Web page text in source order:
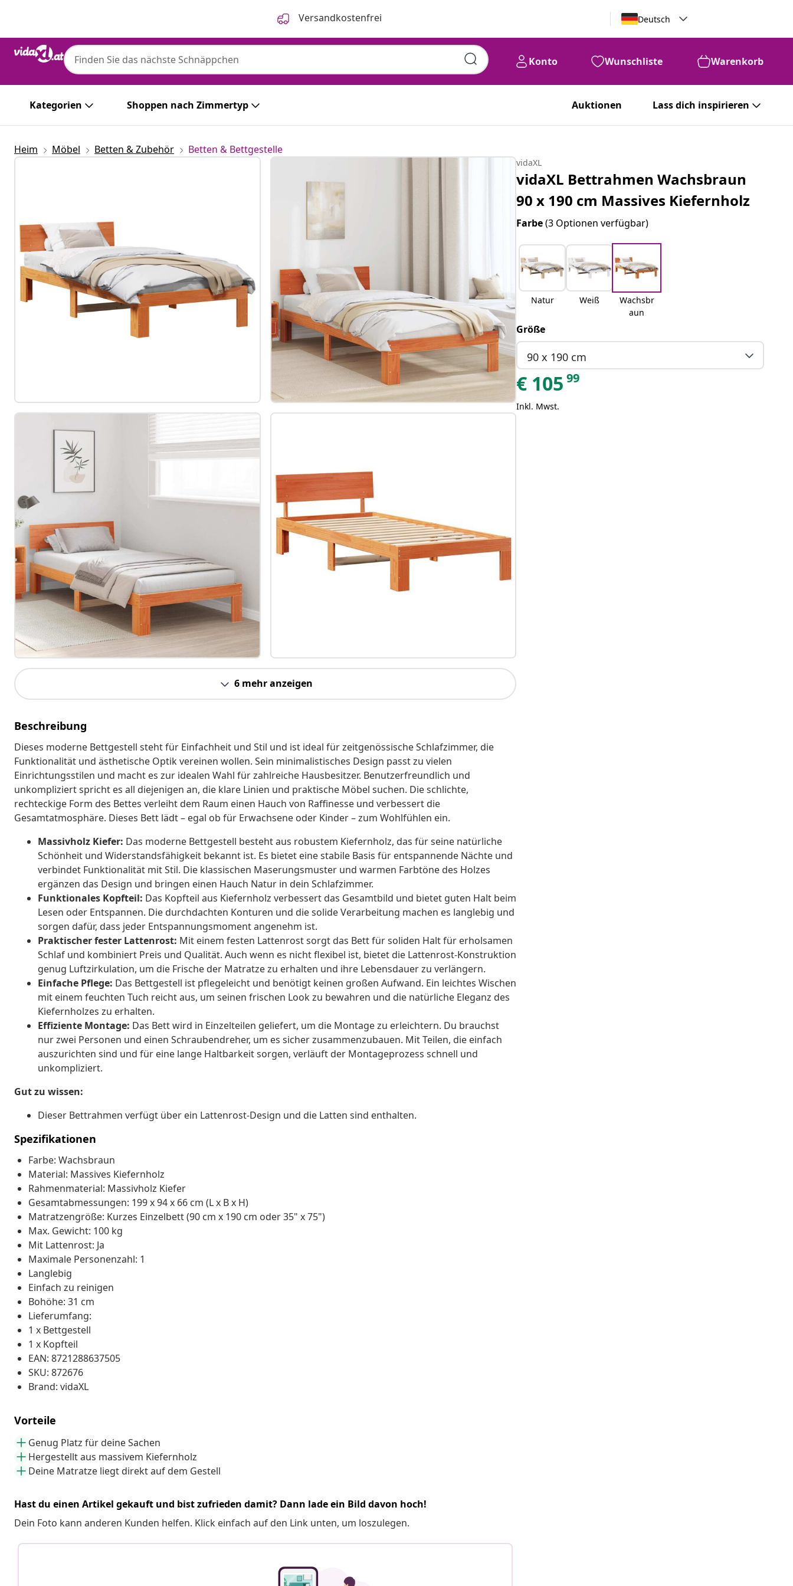
Versandkostenfrei Deutsch
Konto Wunschliste Warenkorb
Kategorien Shoppen nach Zimmertyp Auktionen Lass dich inspirieren
Heim Möbel Betten & Zubehör Betten & Bettgestelle
6 mehr anzeigen
Beschreibung
Dieses moderne Bettgestell steht für Einfachheit und Stil und ist ideal für zeitgenössische Schlafzimmer, die
Funktionalität und ästhetische Optik vereinen wollen. Sein minimalistisches Design passt zu vielen
Einrichtungsstilen und macht es zur idealen Wahl für zahlreiche Hausbesitzer. Benutzerfreundlich und
unkompliziert spricht es all diejenigen an, die klare Linien und praktische Möbel suchen. Die schlichte,
rechteckige Form des Bettes verleiht dem Raum einen Hauch von Raffinesse und verbessert die
Gesamtatmosphäre. Dieses Bett lädt – egal ob für Erwachsene oder Kinder – zum Wohlfühlen ein.
Massivholz Kiefer: Das moderne Bettgestell besteht aus robustem Kiefernholz, das für seine natürliche
Schönheit und Widerstandsfähigkeit bekannt ist. Es bietet eine stabile Basis für entspannende Nächte und
verbindet Funktionalität mit Stil. Die klassischen Maserungsmuster und warmen Farbtöne des Holzes
ergänzen das Design und bringen einen Hauch Natur in dein Schlafzimmer.
Funktionales Kopfteil: Das Kopfteil aus Kiefernholz verbessert das Gesamtbild und bietet guten Halt beim
Lesen oder Entspannen. Die durchdachten Konturen und die solide Verarbeitung machen es langlebig und
sorgen dafür, dass jeder Entspannungsmoment angenehm ist.
Praktischer fester Lattenrost: Mit einem festen Lattenrost sorgt das Bett für soliden Halt für erholsamen
Schlaf und kombiniert Preis und Qualität. Auch wenn es nicht flexibel ist, bietet die Lattenrost-Konstruktion
genug Luftzirkulation, um die Frische der Matratze zu erhalten und ihre Lebensdauer zu verlängern.
Einfache Pflege: Das Bettgestell ist pflegeleicht und benötigt keinen großen Aufwand. Ein leichtes Wischen
mit einem feuchten Tuch reicht aus, um seinen frischen Look zu bewahren und die natürliche Eleganz des
Kiefernholzes zu erhalten.
Effiziente Montage: Das Bett wird in Einzelteilen geliefert, um die Montage zu erleichtern. Du brauchst
nur zwei Personen und einen Schraubendreher, um es sicher zusammenzubauen. Mit Teilen, die einfach
auszurichten sind und für eine lange Haltbarkeit sorgen, verläuft der Montageprozess schnell und
unkompliziert.
Gut zu wissen:
Dieser Bettrahmen verfügt über ein Lattenrost-Design und die Latten sind enthalten.
Spezifikationen
Farbe: Wachsbraun
Material: Massives Kiefernholz
Rahmenmaterial: Massivholz Kiefer
Gesamtabmessungen: 199 x 94 x 66 cm (L x B x H)
Matratzengröße: Kurzes Einzelbett (90 cm x 190 cm oder 35" x 75")
Max. Gewicht: 100 kg
Mit Lattenrost: Ja
Maximale Personenzahl: 1
Langlebig
Einfach zu reinigen
Bohöhe: 31 cm
Lieferumfang:
1 x Bettgestell
1 x Kopfteil
EAN: 8721288637505
SKU: 872676
Brand: vidaXL
Vorteile
Genug Platz für deine Sachen
Hergestellt aus massivem Kiefernholz
Deine Matratze liegt direkt auf dem Gestell
Hast du einen Artikel gekauft und bist zufrieden damit? Dann lade ein Bild davon hoch!
Dein Foto kann anderen Kunden helfen. Klick einfach auf den Link unten, um loszulegen.
vidaXL
vidaXL Bettrahmen Wachsbraun
90 x 190 cm Massives Kiefernholz
Farbe(3 Optionen verfügbar)
Natur Weiß
Wachsbr
aun
Größe
90 x 190 cm
€ 105 99
Inkl. Mwst.